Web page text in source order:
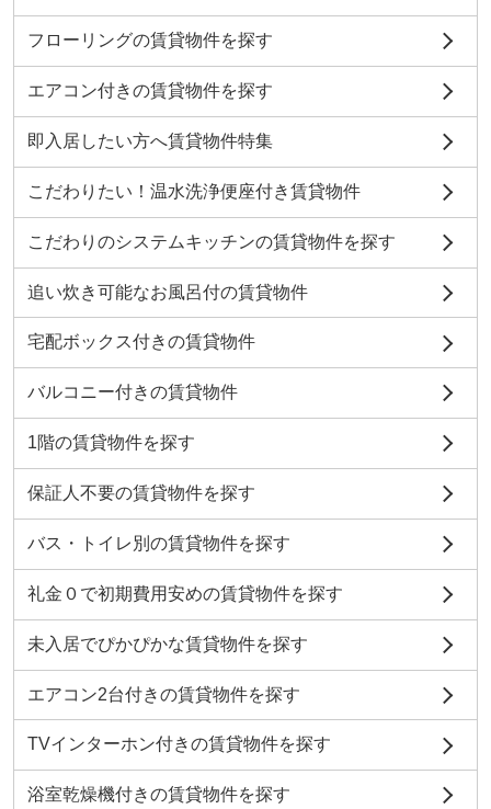
フローリングの賃貸物件を探す
エアコン付きの賃貸物件を探す
即入居したい方へ賃貸物件特集
こだわりたい！温水洗浄便座付き賃貸物件
こだわりのシステムキッチンの賃貸物件を探す
追い炊き可能なお風呂付の賃貸物件
宅配ボックス付きの賃貸物件
バルコニー付きの賃貸物件
1階の賃貸物件を探す
保証人不要の賃貸物件を探す
バス・トイレ別の賃貸物件を探す
礼金０で初期費用安めの賃貸物件を探す
未入居でぴかぴかな賃貸物件を探す
エアコン2台付きの賃貸物件を探す
TVインターホン付きの賃貸物件を探す
浴室乾燥機付きの賃貸物件を探す